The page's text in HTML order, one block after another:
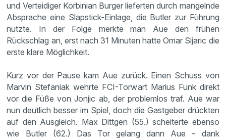
und Verteidiger Korbinian Burger lieferten durch mangelnde
Absprache eine Slapstick-Einlage, die Butler zur Führung
nutzte. In der Folge merkte man Aue den frühen
Rückschlag an, erst nach 31 Minuten hatte Omar Sijaric die
erste klare Möglichkeit.
Kurz vor der Pause kam Aue zurück. Einen Schuss von
Marvin Stefaniak wehrte FCI-Torwart Marius Funk direkt
vor die Füße von Jonjic ab, der problemlos traf. Aue war
nun deutlich besser im Spiel, doch die Gastgeber drückten
auf den Ausgleich. Max Dittgen (55.) scheiterte ebenso
wie Butler (62.) Das Tor gelang dann Aue - dank